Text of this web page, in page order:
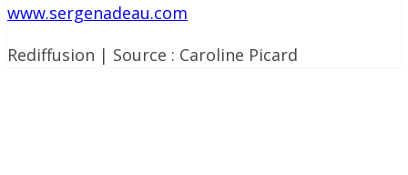
www.sergenadeau.com
Rediffusion | Source : Caroline Picard